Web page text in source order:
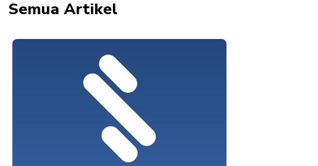
Semua Artikel